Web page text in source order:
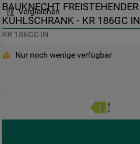
Vergleichen
BAUKNECHT FREISTEHENDER
KÜHLSCHRANK - KR 186GC IN
KR 186GC IN
Nur noch wenige verfügbar